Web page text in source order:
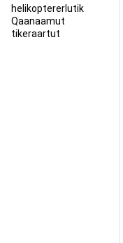
helikoptererlutik
Qaanaamut
tikeraartut